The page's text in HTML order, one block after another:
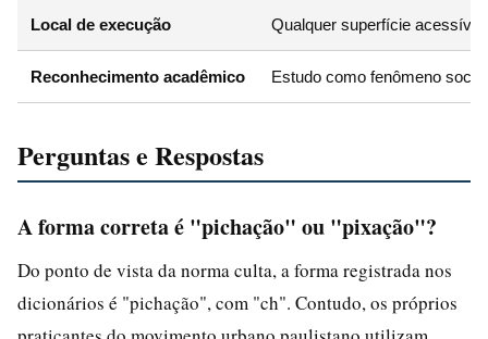
Local de execução Qualquer superfície acessível
Reconhecimento acadêmico Estudo como fenômeno social
Perguntas e Respostas
A forma correta é "pichação" ou "pixação"?
Do ponto de vista da norma culta, a forma registrada nos
dicionários é "pichação", com "ch". Contudo, os próprios